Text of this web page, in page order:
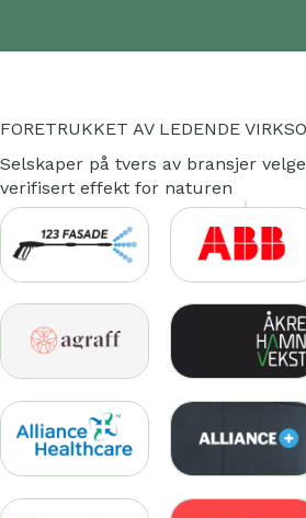
FORETRUKKET AV LEDENDE
Selskaper på tvers av bransjer
verifisert effekt for naturen